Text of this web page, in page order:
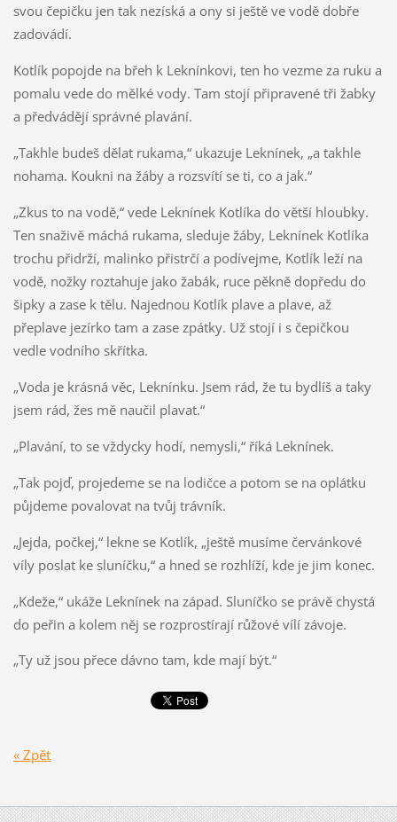
svou čepičku jen tak nezíská a ony si ještě ve vodě dobře
zadovádí.
Kotlík popojde na břeh k Leknínkovi, ten ho vezme za ruku a
pomalu vede do mělké vody. Tam stojí připravené tři žabky
a předvádějí správné plavání.
„Takhle budeš dělat rukama,“ ukazuje Leknínek, „a takhle
nohama. Koukni na žáby a rozsvítí se ti, co a jak.“
„Zkus to na vodě,“ vede Leknínek Kotlíka do větší hloubky.
Ten snaživě máchá rukama, sleduje žáby, Leknínek Kotlíka
trochu přidrží, malinko přistrčí a podívejme, Kotlík leží na
vodě, nožky roztahuje jako žabák, ruce pěkně dopředu do
šipky a zase k tělu. Najednou Kotlík plave a plave, až
přeplave jezírko tam a zase zpátky. Už stojí i s čepičkou
vedle vodního skřítka.
„Voda je krásná věc, Leknínku. Jsem rád, že tu bydlíš a taky
jsem rád, žes mě naučil plavat.“
„Plavání, to se vždycky hodí, nemysli,“ říká Leknínek.
„Tak pojď, projedeme se na lodičce a potom se na oplátku
půjdeme povalovat na tvůj trávník.
„Jejda, počkej,“ lekne se Kotlík, „ještě musíme červánkové
víly poslat ke sluníčku,“ a hned se rozhlíží, kde je jim konec.
„Kdeže,“ ukáže Leknínek na západ. Sluníčko se právě chystá
do peřin a kolem něj se rozprostírají růžové vílí závoje.
„Ty už jsou přece dávno tam, kde mají být.“
« Zpět